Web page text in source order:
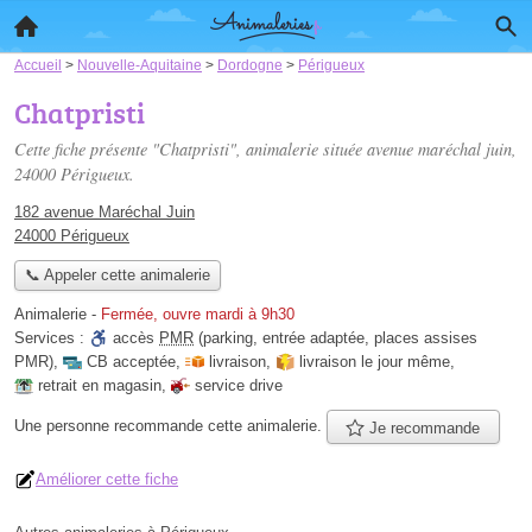
Accueil > Nouvelle-Aquitaine > Dordogne > Périgueux
Chatpristi
Cette fiche présente "Chatpristi", animalerie située avenue maréchal juin,
24000 Périgueux.
182 avenue Maréchal Juin
24000 Périgueux
📞 Appeler cette animalerie
Animalerie - Fermée, ouvre mardi à 9h30
Services :
accès PMR (parking, entrée adaptée, places assises
PMR), CB acceptée, livraison, livraison le jour même,
retrait en magasin, service drive
Une personne recommande cette animalerie. Je recommande
Améliorer cette fiche